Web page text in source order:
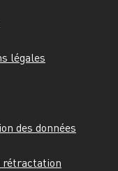
légales
des données
rétractation